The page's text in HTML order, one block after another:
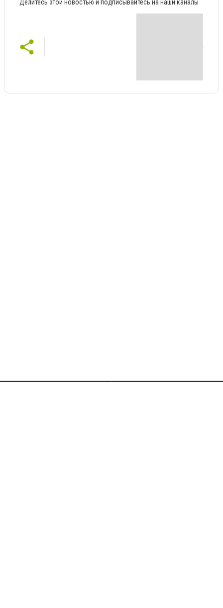
Делитесь этой новостью и подписывайтесь на наши каналы